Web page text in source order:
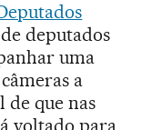
deputados
uma
a
de que nas
voltado para